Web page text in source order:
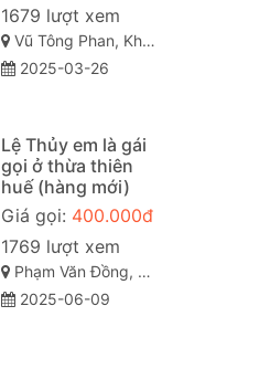
1679 lượt xem
Vũ Tông Phan, Khương Đình, Thanh Xuân, Hà Nội
2025-03-26
Lệ Thủy em là gái
gọi ở thừa thiên
huế (hàng mới)
Giá gọi: 400.000đ
1769 lượt xem
Phạm Văn Đồng, Vỹ Dạ, Huế, Thừa Thiên Huế
2025-06-09